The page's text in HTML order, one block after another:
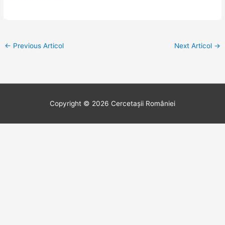
← Previous Articol Next Articol →
Copyright © 2026 Cercetașii României